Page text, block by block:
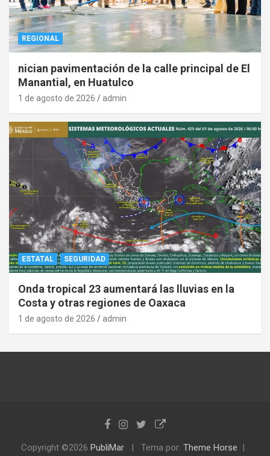
REGIONAL
nician pavimentación de la calle principal de El
Manantial, en Huatulco
1 de agosto de 2026 admin
ESTATAL SEGURIDAD
Onda tropical 23 aumentará las lluvias en la
Costa y otras regiones de Oaxaca
1 de agosto de 2026 admin
Copyright ©2026 PubliMar Tema por: Theme Horse